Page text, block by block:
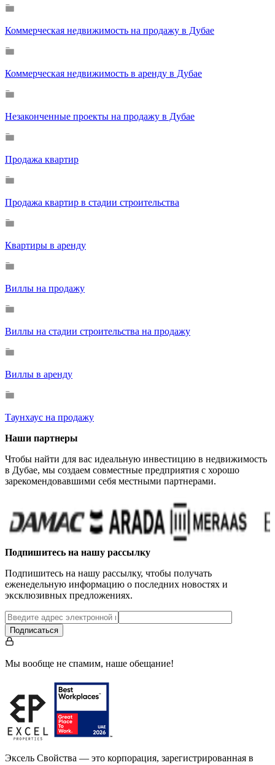
Коммерческая недвижимость на продажу в Дубае
Коммерческая недвижимость в аренду в Дубае
Незаконченные проекты на продажу в Дубае
Продажа квартир
Продажа квартир в стадии строительства
Квартиры в аренду
Виллы на продажу
Виллы на стадии строительства на продажу
Виллы в аренду
Таунхаус на продажу
Наши партнеры
Чтобы найти для вас идеальную инвестицию в недвижимость
в Дубае, мы создаем совместные предприятия с хорошо
зарекомендовавшими себя местными партнерами.
Подпишитесь на нашу рассылку
Подпишитесь на нашу рассылку, чтобы получать
еженедельную информацию о последних новостях и
эксклюзивных предложениях.
Подписаться
Мы вообще не спамим, наше обещание!
Эксель Свойства — это корпорация, зарегистрированная в